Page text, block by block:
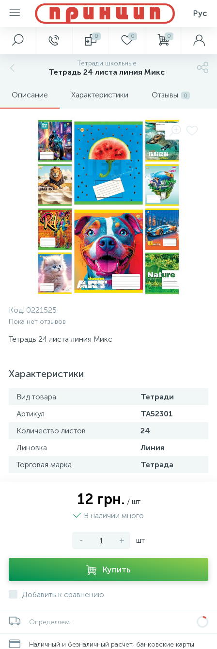
Рус
0 0 0
Тетради школьные
Тетрадь 24 листа линия Микс
Описание Характеристики Отзывы 0
Код: 0221525
Пока нет отзывов
Тетрадь 24 листа линия Микс
Характеристики
Вид товара
Тетради
Артикул
ТА52301
Количество листов
24
Линовка
Линия
Торговая марка
Тетрада
12 грн. / шт
В наличии много
- + шт
Купить
Добавить к сравнению
Определяем...
Наличный и безналичный расчет, банковские карты